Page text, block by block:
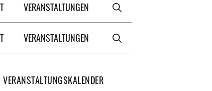
VERANSTALTUNGEN
VERANSTALTUNGEN
VERANSTALTUNGSKALENDER